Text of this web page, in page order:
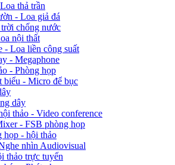
thả trần
- Loa giả đá
chống nước
nội thất
- Loa liền công suất
- Megaphone
- Phòng họp
biểu - Micro để bục
dây
thảo - Video conference
- FSB phòng họp
họp - hội thảo
nhìn Audiovisual
thảo trực tuyến